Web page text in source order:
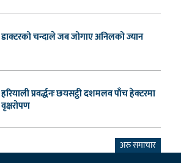
डाक्टरको चन्दाले जब जोगाए अनिलको ज्यान
हरियाली प्रवर्द्धनः छयसट्ठी दशमलव पाँच हेक्टरमा
वृक्षरोपण
अरु समाचार